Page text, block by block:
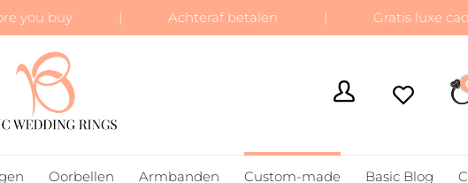
you buy | Achteraf betalen | Gratis luxe
Oorbellen Armbanden Custom-made Basic Blog